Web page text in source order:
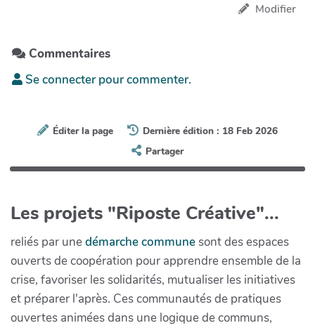
Modifier
Commentaires
Se connecter pour commenter.
Éditer la page
Dernière édition : 18 Feb 2026
Partager
Les projets "Riposte Créative"...
reliés par unedémarche communesont des espaces
ouverts de coopération pour apprendre ensemble de la
crise, favoriser les solidarités, mutualiser les initiatives
et préparer l'après. Ces communautés de pratiques
ouvertes animées dans une logique de communs,